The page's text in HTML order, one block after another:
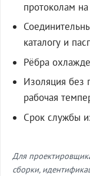
протоколам на
каталогу и
Рёбра
Изоляция без
рабочая
Срок службы
Для
сборки,